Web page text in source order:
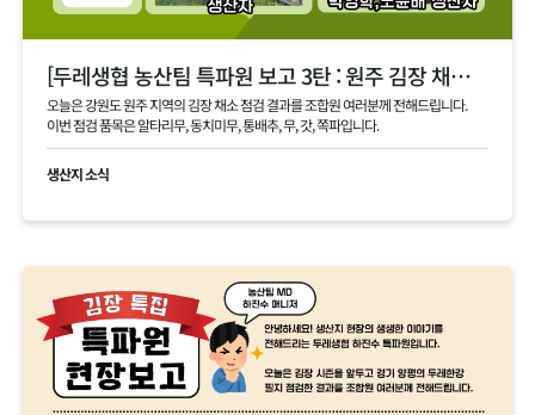
[두레생협 농산팀 특파원 보고 3탄 : 원주 김장 채소 필지 점검 현황 공유]
오늘은 강원도 원주 지역의 김장 채소 점검 결과를 조합원 여러분께 전해드립니다.
이번 점검 품목은 알타리무, 동치미무, 통배추, 무, 갓, 쪽파입니다.
생산지 소식